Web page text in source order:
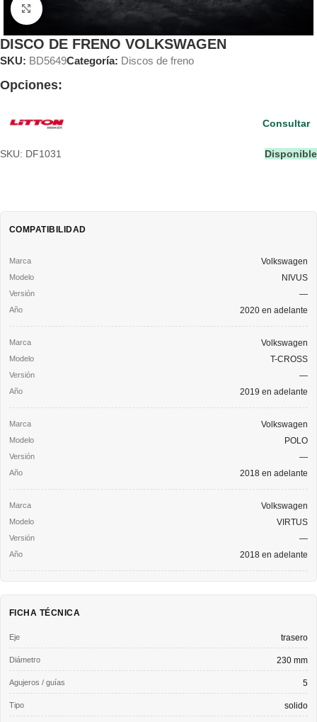
Clic para ampliar
DISCO DE FRENO VOLKSWAGEN
SKU: BD5649Categoría: Discos de freno
Opciones:
SKU: DF1031 Disponible
Consultar
COMPATIBILIDAD
Volkswagen
NIVUS
—
2020 en adelante
Volkswagen
T-CROSS
—
2019 en adelante
Volkswagen
POLO
—
2018 en adelante
Volkswagen
VIRTUS
—
2018 en adelante
FICHA TÉCNICA
Eje trasero
Diámetro 230 mm
Agujeros / guías 5
Tipo solido